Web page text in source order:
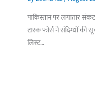
पाकिस्तान पर लगातार
टास्क फोर्स ने संदिग्धों की
लिस्ट…